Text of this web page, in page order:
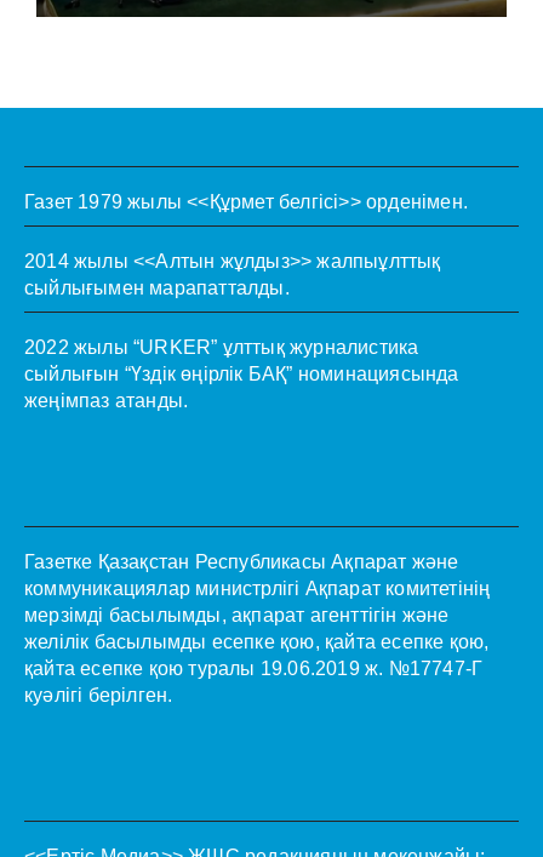
Газет 1979 жылы <<Құрмет белгісі>> орденімен.
2014 жылы <<Алтын жұлдыз>> жалпыұлттық
сыйлығымен марапатталды.
2022 жылы “URKER” ұлттық журналистика
сыйлығын “Үздік өңірлік БАҚ” номинациясында
жеңімпаз атанды.
Газетке Қазақстан Республикасы Ақпарат және
коммуникациялар министрлігі Ақпарат комитетінің
мерзімді басылымды, ақпарат агенттігін және
желілік басылымды есепке қою, қайта есепке қою,
қайта есепке қою туралы 19.06.2019 ж. №17747-Г
куәлігі берілген.